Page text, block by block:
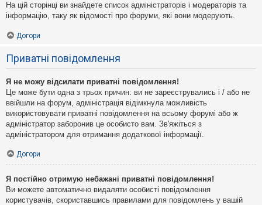
На цій сторінці ви знайдете список адміністраторів і модераторів та
інформацію, таку як відомості про форуми, які вони модерують.
Догори
Приватні повідомлення
Я не можу відсилати приватні повідомлення!
Це може бути одна з трьох причин: ви не зареєструвались і / або не
ввійшли на форум, адміністрація відімкнула можливість
використовувати приватні повідомлення на всьому форумі або ж
адміністратор заборонив це особисто вам. Зв'яжіться з
адміністратором для отримання додаткової інформації.
Догори
Я постійно отримую небажані приватні повідомлення!
Ви можете автоматично видаляти особисті повідомлення
користувачів, скориставшись правилами для повідомлень у вашій